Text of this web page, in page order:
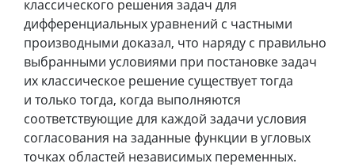
классического решения задач для
дифференциальных уравнений с частными
производными доказал, что наряду с правильно
выбранными условиями при постановке задач
их классическое решение существует тогда
и только тогда, когда выполняются
соответствующие для каждой задачи условия
согласования на заданные функции в угловых
точках областей независимых переменных.